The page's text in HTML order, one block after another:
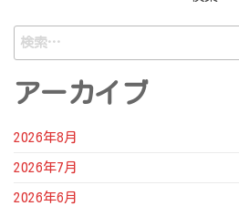
検
索:
アーカイブ
2026年8月
2026年7月
2026年6月